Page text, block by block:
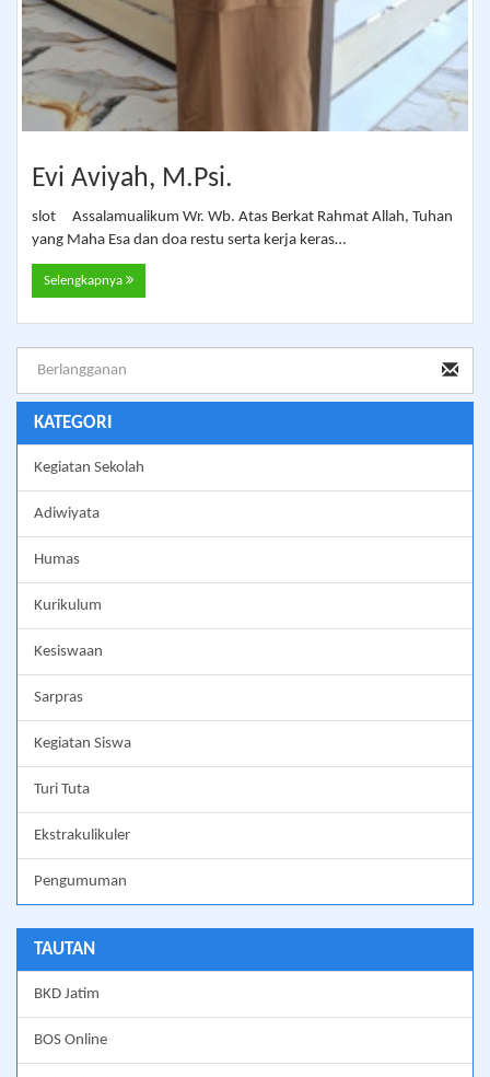
Evi Aviyah, M.Psi.
slot Assalamualikum Wr. Wb. Atas Berkat Rahmat Allah, Tuhan
yang Maha Esa dan doa restu serta kerja keras…
Selengkapnya
KATEGORI
Kegiatan Sekolah
Adiwiyata
Humas
Kurikulum
Kesiswaan
Sarpras
Kegiatan Siswa
Turi Tuta
Ekstrakulikuler
Pengumuman
TAUTAN
BKD Jatim
BOS Online